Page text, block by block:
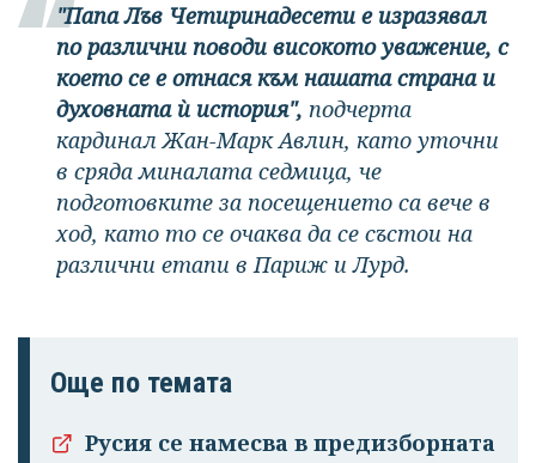
"Папа Лъв Четиринадесети е изразявал
по различни поводи високото уважение, с
което се е отнася към нашата страна и
духовната ѝ история", подчерта
кардинал Жан-Марк Авлин, като уточни
в сряда миналата седмица, че
подготовките за посещението са вече в
ход, като то се очаква да се състои на
различни етапи в Париж и Лурд.
Още по темата
Русия се намесва в предизборната